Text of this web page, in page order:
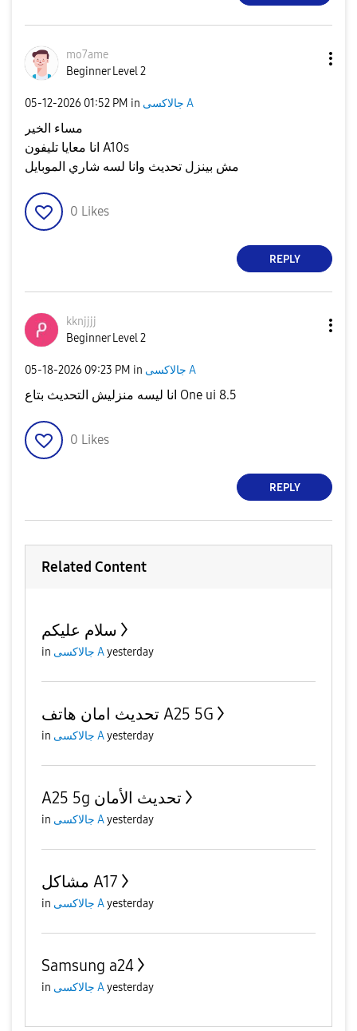
mo7ame
Beginner Level 2
‎05-12-2026 01:52 PM in جالاكسى A
مساء الخير
انا معايا تليفون A10s
مش بينزل تحديث وانا لسه شاري الموبايل
0 Likes
REPLY
kknjjjj
Beginner Level 2
‎05-18-2026 09:23 PM in جالاكسى A
انا ليسه منزليش التحديث بتاع One ui 8.5
0 Likes
REPLY
Related Content
سلام عليكم
in جالاكسى Ayesterday
تحديث امان هاتف A25 5G
in جالاكسى Ayesterday
A25 5g تحديث الأمان
in جالاكسى Ayesterday
مشاكل A17
in جالاكسى Ayesterday
Samsung a24
in جالاكسى Ayesterday